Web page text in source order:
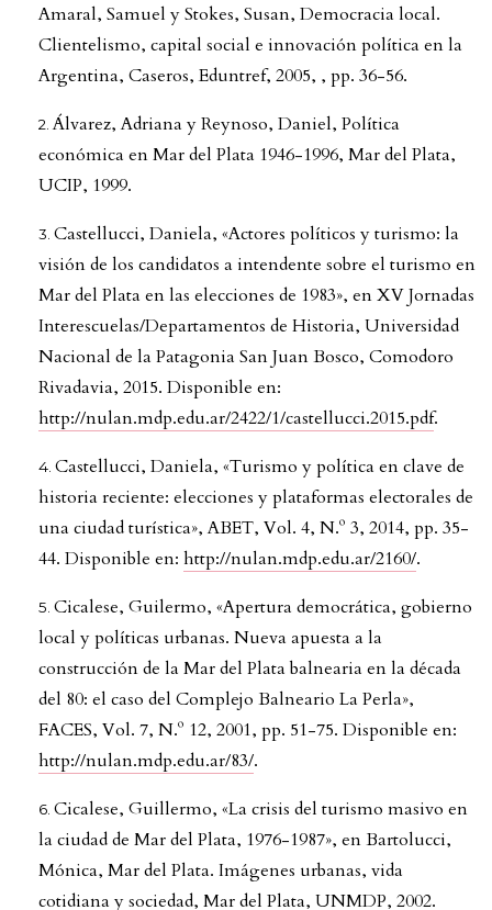
Amaral, Samuel y Stokes, Susan, Democracia local.
Clientelismo, capital social e innovación política en la
Argentina, Caseros, Eduntref, 2005, , pp. 36-56.
Álvarez, Adriana y Reynoso, Daniel, Política
económica en Mar del Plata 1946-1996, Mar del Plata,
UCIP, 1999.
Castellucci, Daniela, «Actores políticos y turismo: la
visión de los candidatos a intendente sobre el turismo en
Mar del Plata en las elecciones de 1983», en XV Jornadas
Interescuelas/Departamentos de Historia, Universidad
Nacional de la Patagonia San Juan Bosco, Comodoro
Rivadavia, 2015. Disponible en:
http://nulan.mdp.edu.ar/2422/1/castellucci.2015.pdf.
Castellucci, Daniela, «Turismo y política en clave de
historia reciente: elecciones y plataformas electorales de
una ciudad turística», ABET, Vol. 4, N.º 3, 2014, pp. 35-
44. Disponible en: http://nulan.mdp.edu.ar/2160/.
Cicalese, Guilermo, «Apertura democrática, gobierno
local y políticas urbanas. Nueva apuesta a la
construcción de la Mar del Plata balnearia en la década
del 80: el caso del Complejo Balneario La Perla»,
FACES, Vol. 7, N.º 12, 2001, pp. 51-75. Disponible en:
http://nulan.mdp.edu.ar/83/.
Cicalese, Guillermo, «La crisis del turismo masivo en
la ciudad de Mar del Plata, 1976-1987», en Bartolucci,
Mónica, Mar del Plata. Imágenes urbanas, vida
cotidiana y sociedad, Mar del Plata, UNMDP, 2002.